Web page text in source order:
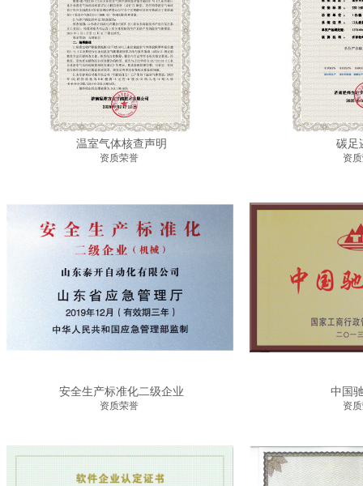
温室气体核查声明
资质荣誉
碳足
资
安全生产标准化二级企业
资质荣誉
中国
资